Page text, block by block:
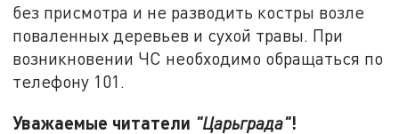
без присмотра и не разводить костры возле
поваленных деревьев и сухой травы. При
возникновении ЧС необходимо обращаться по
телефону 101.
Уважаемые читатели "Царьграда"!